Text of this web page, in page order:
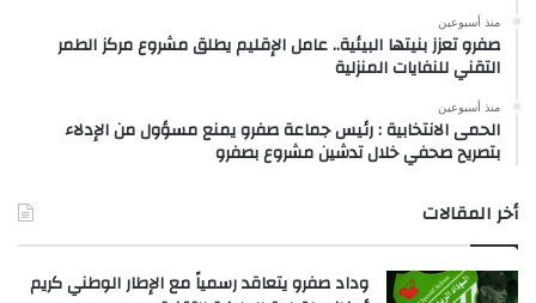
منذ أسبوعين
صفرو تعزز بنيتها البيئية.. عامل الإقليم يطلق مشروع مركز الطمر
التقني للنفايات المنزلية
منذ أسبوعين
الحمى الانتخابية : رئيس جماعة صفرو يمنع مسؤول من الإدلاء
بتصريح صحفي خلال تدشين مشروع بصفرو
أخر المقالات
وداد صفرو يتعاقد رسمياً مع الإطار الوطني كريم